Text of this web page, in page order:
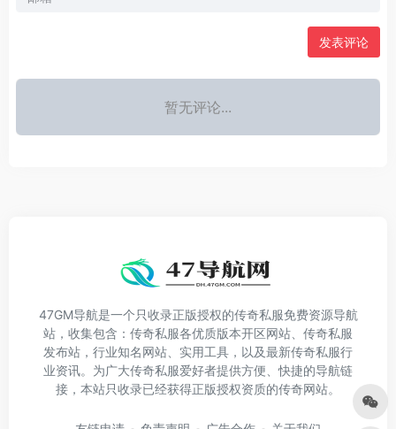
发表评论
暂无评论...
47GM导航是一个只收录正版授权的传奇私服免费资源导航
站，收集包含：传奇私服各优质版本开区网站、传奇私服
发布站，行业知名网站、实用工具，以及最新传奇私服行
业资讯。为广大传奇私服爱好者提供方便、快捷的导航链
接，本站只收录已经获得正版授权资质的传奇网站。